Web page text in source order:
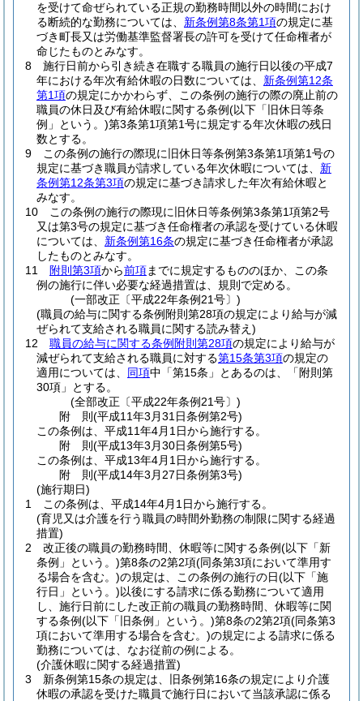
を受けて命ぜられている正規の勤務時間以外の時間におけ
る断続的な勤務については、 新条例第8条第1項の規定に基
づき町長又は労働基準監督署長の許可を受けて任命権者が
命じたものとみなす。
8
施行日前から引き続き在職する職員の施行日以後の平成7
年における年次有給休暇の日数については、 新条例第12条
第1項の規定にかかわらず、この条例の施行の際の廃止前の
職員の休日及び有給休暇に関する条例(以下「旧休日等条
例」という。)第3条第1項第1号に規定する年次休暇の残日
数とする。
9
この条例の施行の際現に旧休日等条例第3条第1項第1号の
規定に基づき職員が請求している年次休暇については、 新
条例第12条第3項の規定に基づき請求した年次有給休暇と
みなす。
10
この条例の施行の際現に旧休日等条例第3条第1項第2号
又は第3号の規定に基づき任命権者の承認を受けている休暇
については、 新条例第16条の規定に基づき任命権者が承認
したものとみなす。
11
附則第3項から前項までに規定するもののほか、この条
例の施行に伴い必要な経過措置は、規則で定める。
(一部改正〔平成22年条例21号〕)
(職員の給与に関する条例附則第28項の規定により給与が減
ぜられて支給される職員に関する読み替え)
12
職員の給与に関する条例附則第28項の規定により給与が
減ぜられて支給される職員に対する第15条第3項の規定の
適用については、 同項中「第15条」とあるのは、「附則第
30項」とする。
(全部改正〔平成22年条例21号〕)
附 則(平成11年3月31日条例第2号)
この条例は、平成11年4月1日から施行する。
附 則(平成13年3月30日条例第5号)
この条例は、平成13年4月1日から施行する。
附 則(平成14年3月27日条例第3号)
(施行期日)
1
この条例は、平成14年4月1日から施行する。
(育児又は介護を行う職員の時間外勤務の制限に関する経過
措置)
2
改正後の職員の勤務時間、休暇等に関する条例(以下「新
条例」という。)第8条の2第2項(同条第3項において準用す
る場合を含む。)の規定は、この条例の施行の日(以下「施
行日」という。)以後にする請求に係る勤務について適用
し、施行日前にした改正前の職員の勤務時間、休暇等に関
する条例(以下「旧条例」という。)第8条の2第2項(同条第3
項において準用する場合を含む。)の規定による請求に係る
勤務については、なお従前の例による。
(介護休暇に関する経過措置)
3
新条例第15条の規定は、旧条例第16条の規定により介護
休暇の承認を受けた職員で施行日において当該承認に係る